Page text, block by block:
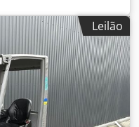
de alongamento de
Máquina de pregar
de giro de paletes
de pregar paletes -
Máquina de
Kruse, Tipo 3/24/1500
- ENGELER
Leilão